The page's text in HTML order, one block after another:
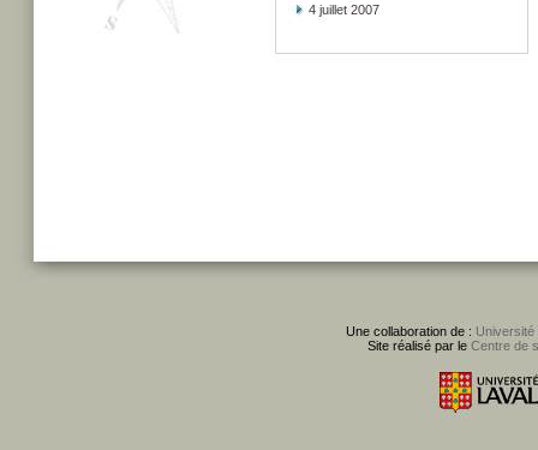
4 juillet 2007
Une collaboration de : Université
Site réalisé par le Centre de